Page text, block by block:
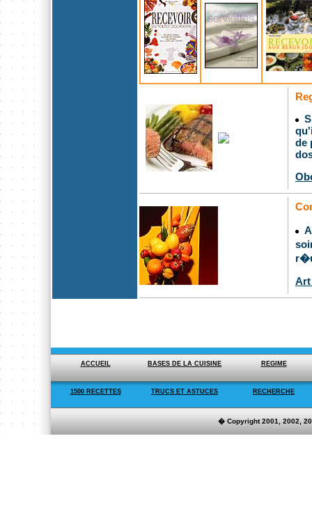
de
Art
ACCUEIL BASES DE LA CUISINE REGIME
1500 RECETTES TRUCS ET ASTUCES RECHERCHE
� Copyright 2001, 2002,